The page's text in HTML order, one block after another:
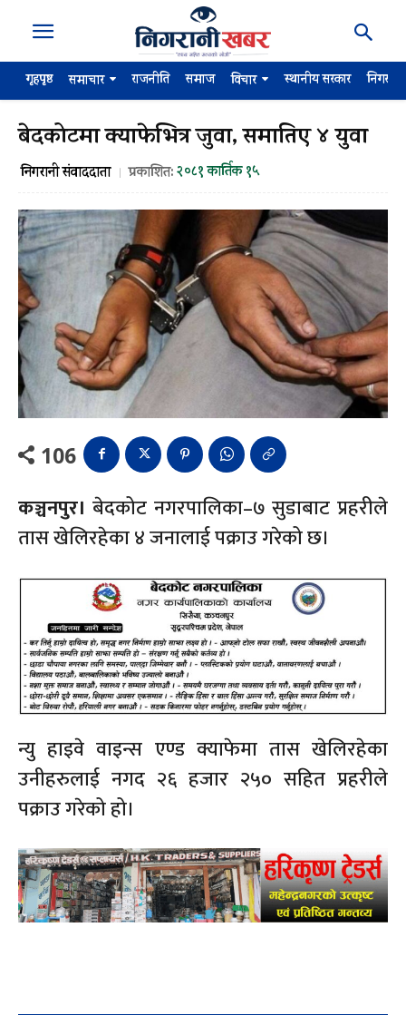
गृहपृष्ठ समाचार राजनीति समाज विचार स्थानीय सरकार
बेदकोटमा क्याफेभित्र जुवा, समातिए ४ युवा
निगरानी संवाददाता प्रकाशित:२०८१ कार्तिक १५
106
कञ्चनपुर। बेदकोट नगरपालिका–७ सुडाबाट प्रहरीले
तास खेलिरहेका ४ जनालाई पक्राउ गरेको छ।
न्यु हाइवे वाइन्स एण्ड क्याफेमा तास खेलिरहेका
उनीहरुलाई नगद २६ हजार २५० सहित प्रहरीले
पक्राउ गरेको हो।